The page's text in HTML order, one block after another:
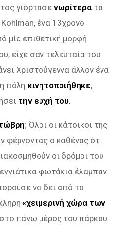
γιόρτασε νωρίτερα τα
ένα 13χρονο
μία επιθετική μορφή
είχε σαν τελευταία του
Χριστούγεννα άλλον ένα
πόλη κινητοποιήθηκε,
την ευχή του.
; Όλοι οι κάτοικοι της
φέρνοντας ο καθένας ότι
οι δρόμοι του
φωτάκια έλαμπαν
να δει από το
«χειμερινή χώρα των
πάνω μέρος του πάρκου